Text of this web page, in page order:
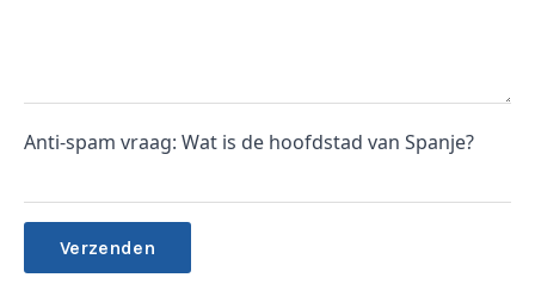
Anti-spam vraag: Wat is de hoofdstad van Spanje?